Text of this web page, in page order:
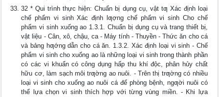
32 * Qui trình thực hiện: Chuẩn bị dụng cụ, vật tƣ Xác định loại
chế phẩm vi sinh Xác định lƣợng chế phẩm vi sinh Cho chế
phẩm vi sinh xuống ao 1.3.1. Chuẩn bị dụng cụ và trang thiết bị,
vật liệu - Cân, xô, chậu, ca - Máy tính - Thuyền - Thức ăn cho cá
và bảng hƣớng dẫn cho cá ăn. 1.3.2. Xác định loại vi sinh - Chế
phẩm vi sinh cho xuống ao là những loại vi sinh trong thành phần
có các vi khuẩn có công dụng hấp thu khí độc, phân hủy chất
hữu cơ, làm sạch môi trƣờng ao nuôi. - Trên thị trƣờng có nhiều
loại vi sinh cho xuống ao nuôi cá để phòng bệnh, ngƣời nuôi có
thể lựa chọn vi sinh thích hợp với từng vùng miền. - Khi lựa